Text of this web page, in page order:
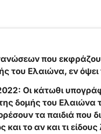
που
του Ελαιώνα, εν όψει
Οι κάτωθι
της δομής του
τα παιδιά που
και το αν και τι